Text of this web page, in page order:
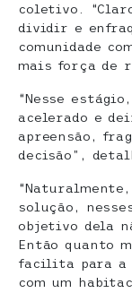
coletivo.
dividir e
comunidade
mais força de
“Nesse
acelerado e
apreensão,
decisão”,
solução,
objetivo dela
Então quanto
facilita para a
com um